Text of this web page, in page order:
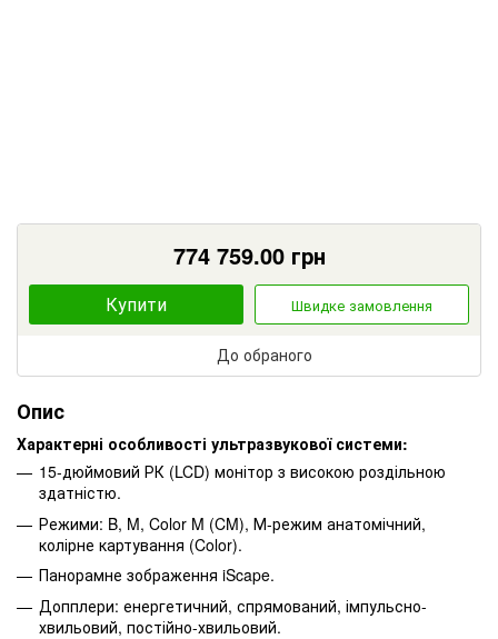
774 759.00грн
Купити Швидке замовлення
До обраного
Опис
Характерні особливості ультразвукової системи:
15-дюймовий РК (LCD) монітор з високою роздільною
здатністю.
Режими: B, M, Color M (CM), М-режим анатомічний,
колірне картування (Color).
Панорамне зображення iScape.
Допплери: енергетичний, спрямований, імпульсно-
хвильовий, постійно-хвильовий.